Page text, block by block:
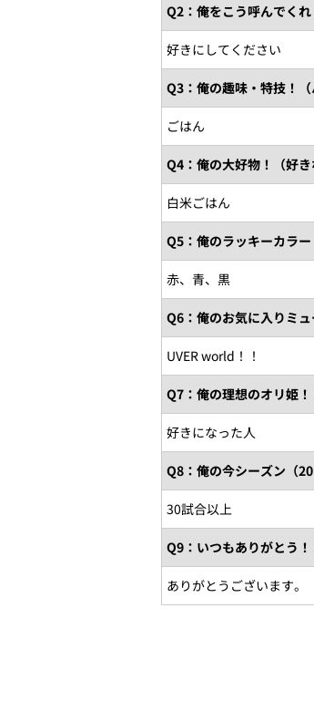
Q2：俺をこう呼んでく
好きにしてください
Q3：俺の趣味・特技！
ごはん
Q4：俺の大好物！（好き
白米ごはん
Q5：俺のラッキーカラ
赤、青、黒
Q6：俺のお気に入りミ
UVER world！！
Q7：俺の理想のオリ姫
好きになった人
Q8：俺の今シーズン（
30試合以上
Q9：いつもありがとう！
ありがとうございます。